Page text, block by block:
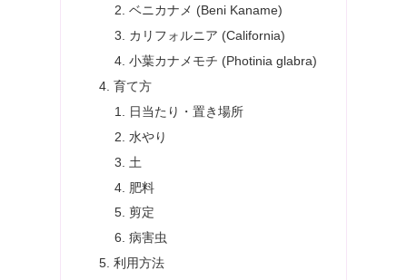
ベニカナメ (Beni Kaname)
カリフォルニア (California)
小葉カナメモチ (Photinia glabra)
育て方
日当たり・置き場所
水やり
土
肥料
剪定
病害虫
利用方法